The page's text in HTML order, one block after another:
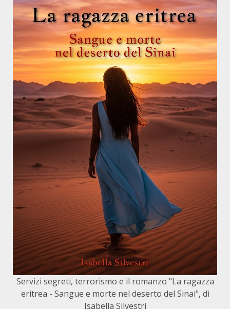
Servizi segreti, terrorismo e il romanzo "La ragazza
eritrea - Sangue e morte nel deserto del Sinai", di
Isabella Silvestri